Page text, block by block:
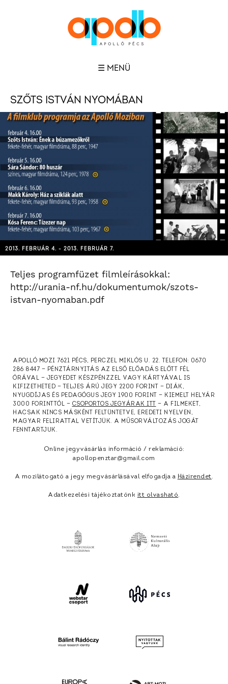
☰ MENÜ
SZŐTS ISTVÁN NYOMÁBAN
2013. FEBRUÁR 4. - 2013. FEBRUÁR 7.
Teljes programfüzet filmleírásokkal:
http://urania-nf.hu/dokumentumok/szots-
istvan-nyomaban.pdf
APOLLÓ MOZI 7621 PÉCS, PERCZEL MIKLÓS U. 22. TELEFON: 0670
286 8447 — PÉNZTÁRNYITÁS AZ ELSŐ ELŐADÁS ELŐTT FÉL
ÓRÁVAL — JEGYEDET KÉSZPÉNZZEL VAGY KÁRTYÁVAL IS
KIFIZETHETED — TELJES ÁRÚ JEGY 2200 FORINT — DIÁK,
NYUGDÍJAS ÉS PEDAGÓGUS JEGY 1900 FORINT — KIEMELT HELYÁR
3000 FORINTTÓL — CSOPORTOS JEGYÁRAK ITT
— A FILMEKET,
HACSAK NINCS MÁSKÉNT FELTÜNTETVE, EREDETI NYELVEN,
MAGYAR FELIRATTAL VETÍTJÜK. A MŰSORVÁLTOZÁS JOGÁT
FENNTARTJUK.
Online jegyvásárlás információ / reklamáció:
apollopenztar@gmail.com
A mozilátogató a jegy megvásárlásával elfogadja a Házirendet.
Adatkezelési tájékoztatónk itt olvasható.